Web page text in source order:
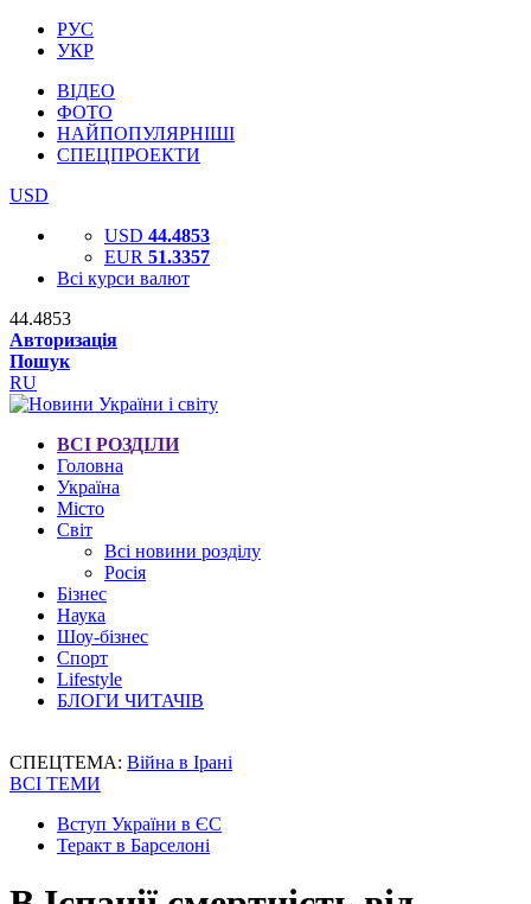
РУС
УКР
ВІДЕО
ФОТО
НАЙПОПУЛЯРНІШІ
СПЕЦПРОЕКТИ
USD
USD 44.4853
EUR 51.3357
Всі курси валют
44.4853
Авторизація
Пошук
RU
ВСІ РОЗДІЛИ
Головна
Україна
Місто
Світ
Всі новини розділу
Росія
Бізнес
Наука
Шоу-бізнес
Спорт
Lifestyle
БЛОГИ ЧИТАЧІВ
СПЕЦТЕМА: Війна в Ірані
ВСІ ТЕМИ
Вступ України в ЄС
Теракт в Барселоні